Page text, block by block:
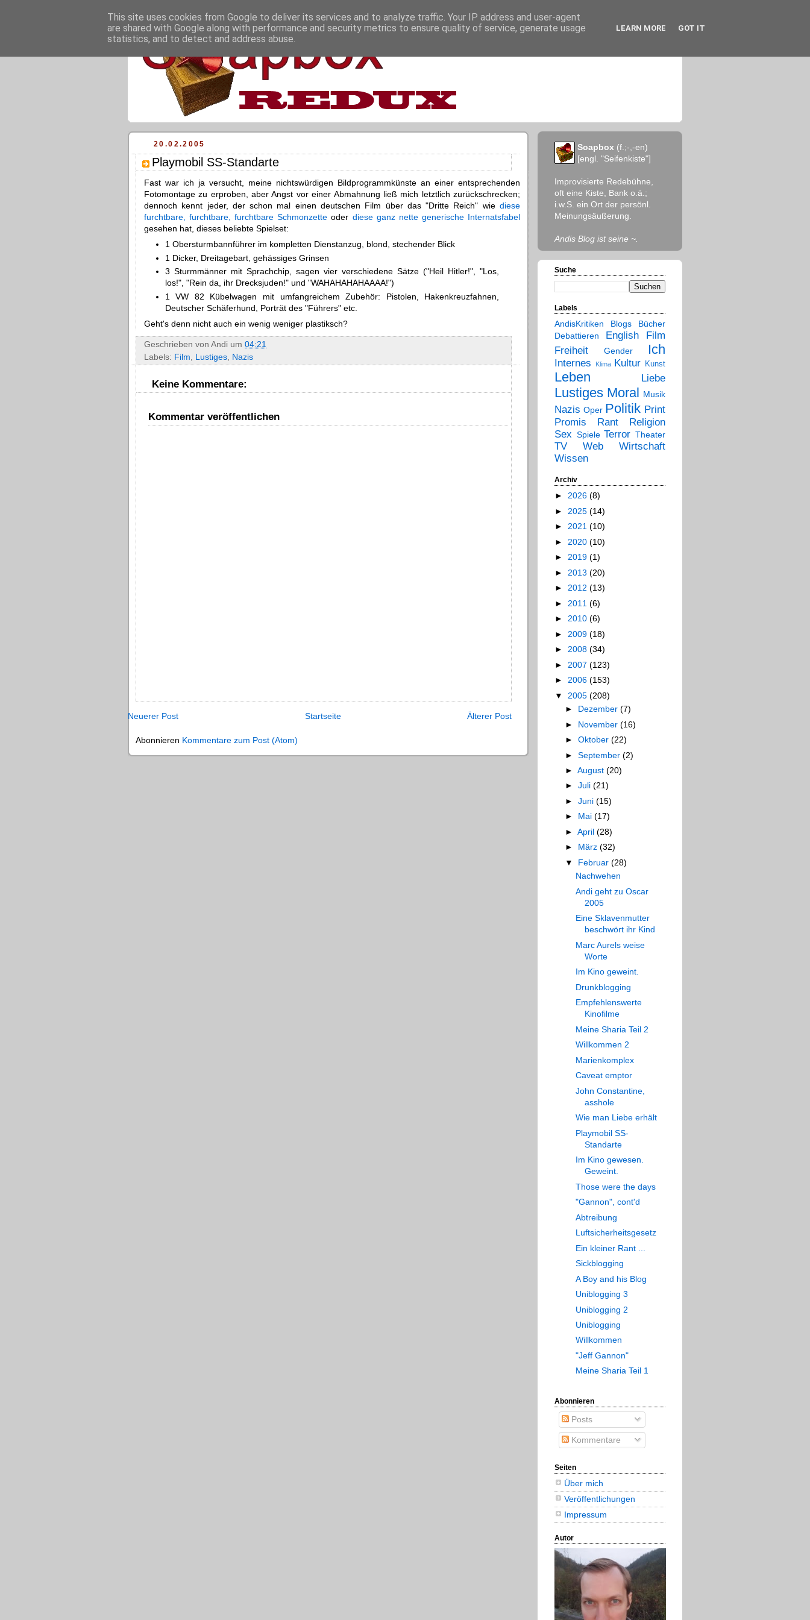
20.02.2005
Playmobil SS-Standarte
Fast war ich ja versucht, meine nichtswürdigen Bildprogrammkünste an einer entsprechenden
Fotomontage zu erproben, aber Angst vor einer Abmahnung ließ mich letztlich zurückschrecken;
dennoch kennt jeder, der schon mal einen deutschen Film über das "Dritte Reich" wie diese
furchtbare, furchtbare, furchtbare Schmonzette oder diese ganz nette generische Internatsfabel
gesehen hat, dieses beliebte Spielset:
1 Obersturmbannführer im kompletten Dienstanzug, blond, stechender Blick
1 Dicker, Dreitagebart, gehässiges Grinsen
3 Sturmmänner mit Sprachchip, sagen vier verschiedene Sätze ("Heil Hitler!", "Los,
los!", "Rein da, ihr Drecksjuden!" und "WAHAHAHAHAAAA!")
1 VW 82 Kübelwagen mit umfangreichem Zubehör: Pistolen, Hakenkreuzfahnen,
Deutscher Schäferhund, Porträt des "Führers" etc.
Geht's denn nicht auch ein wenig weniger plastiksch?
Geschrieben von Andi um 04:21
Labels: Film Lustiges Nazis
Keine Kommentare:
Kommentar veröffentlichen
Neuerer Post Älterer Post
Startseite
Abonnieren Kommentare zum Post (Atom)
Soapbox (f.;-,-en)
[engl. "Seifenkiste"]
Improvisierte Redebühne,
oft eine Kiste, Bank o.ä.;
i.w.S. ein Ort der persönl.
Meinungsäußerung.
Andis Blog ist seine ~.
Suche
Labels
AndisKritiken Blogs
Bücher
Debattieren
English
Film
Freiheit
Gender Ich
Internes Klima Kultur Kunst
Leben Liebe
Lustiges Moral Musik
Nazis Oper Politik Print
Promis
Rant
Religion
Sex Spiele Terror Theater
TV Web
Wirtschaft
Wissen
Archiv
► 2026 (8)
► 2025 (14)
► 2021 (10)
► 2020 (10)
► 2019 (1)
► 2013 (20)
► 2012 (13)
► 2011 (6)
► 2010 (6)
► 2009 (18)
► 2008 (34)
► 2007 (123)
► 2006 (153)
▼ 2005 (208)
► Dezember (7)
► November (16)
► Oktober (22)
► September (2)
► August (20)
► Juli (21)
► Juni (15)
► Mai (17)
► April (28)
► März (32)
▼ Februar (28)
Nachwehen
Andi geht zu Oscar
2005
Eine Sklavenmutter
beschwört ihr Kind
Marc Aurels weise
Worte
Im Kino geweint.
Drunkblogging
Empfehlenswerte
Kinofilme
Meine Sharia Teil 2
Willkommen 2
Marienkomplex
Caveat emptor
John Constantine,
asshole
Wie man Liebe erhält
Playmobil SS-
Standarte
Im Kino gewesen.
Geweint.
Those were the days
"Gannon", cont'd
Abtreibung
Luftsicherheitsgesetz
Ein kleiner Rant ...
Sickblogging
A Boy and his Blog
Uniblogging 3
Uniblogging 2
Uniblogging
Willkommen
"Jeff Gannon"
Meine Sharia Teil 1
Abonnieren
Posts
Kommentare
Seiten
Über mich
Veröffentlichungen
Impressum
Autor
This site uses cookies from Google to deliver its services and to analyze traffic. Your IP address and user-agent
are shared with Google along with performance and security metrics to ensure quality of service, generate usage
statistics, and to detect and address abuse.
LEARN MORE GOT IT